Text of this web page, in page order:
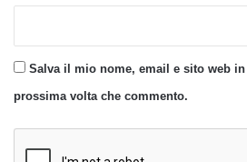
Salva il mio nome, email e sito web
prossima volta che commento.